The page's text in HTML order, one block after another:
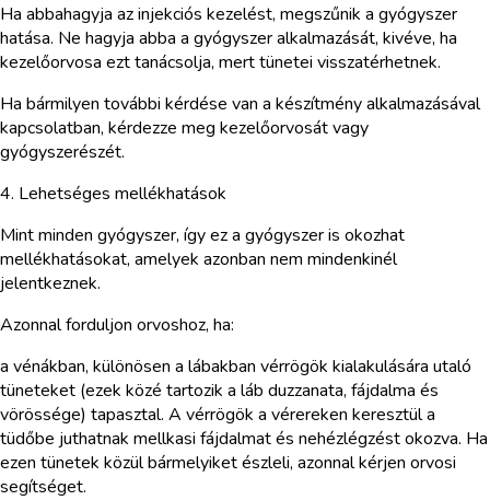
Ha abbahagyja az injekciós kezelést, megszűnik a gyógyszer
hatása. Ne hagyja abba a gyógyszer alkalmazását, kivéve, ha
kezelőorvosa ezt tanácsolja, mert tünetei visszatérhetnek.
Ha bármilyen további kérdése van a készítmény alkalmazásával
kapcsolatban, kérdezze meg kezelőorvosát vagy
gyógyszerészét.
4. Lehetséges mellékhatások
Mint minden gyógyszer, így ez a gyógyszer is okozhat
mellékhatásokat, amelyek azonban nem mindenkinél
jelentkeznek.
Azonnal forduljon orvoshoz, ha:
a vénákban, különösen a lábakban vérrögök kialakulására utaló
tüneteket (ezek közé tartozik a láb duzzanata, fájdalma és
vörössége) tapasztal. A vérrögök a vérereken keresztül a
tüdőbe juthatnak mellkasi fájdalmat és nehézlégzést okozva. Ha
ezen tünetek közül bármelyiket észleli, azonnal kérjen orvosi
segítséget.